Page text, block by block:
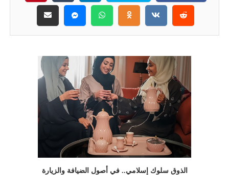
الذوق سلوك إسلامي.. في أصول الضيافة والزيارة